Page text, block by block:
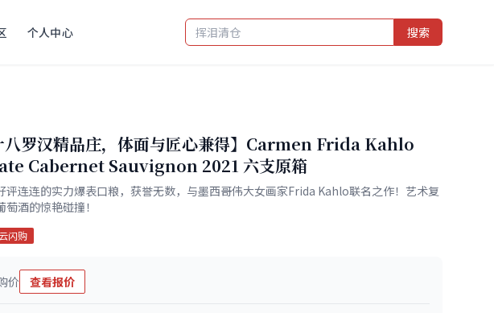
个人中心 搜索
八罗汉精品庄，体面与匠心兼得】Carmen Frida Kahlo
Cabernet Sauvignon 2021 六支原箱
评连连的实力爆表口粮，获誉无数，与墨西哥伟大女画家Frida Kahlo联名之作！艺术复
萄酒的惊艳碰撞！
闪购
价 查看报价